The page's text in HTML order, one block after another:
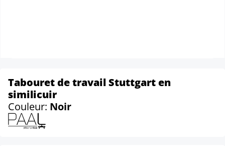
Tabouret de travail Stuttgart en
similicuir
Couleur: Noir